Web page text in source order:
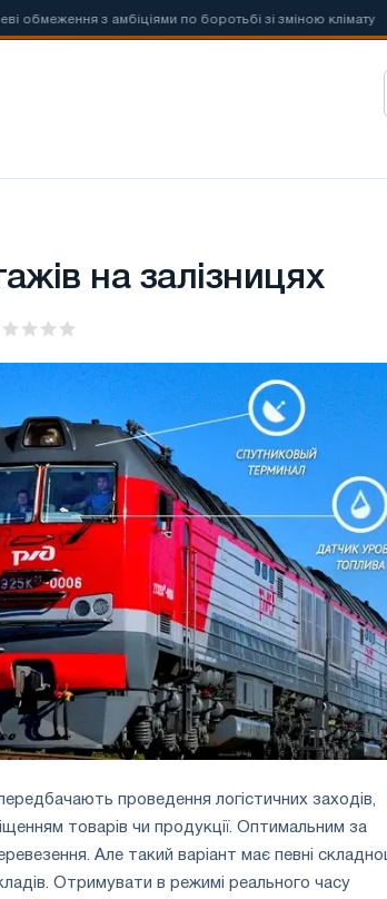
з амбіціями по боротьбі зі зміною клімату
на залізницях
передбачають проведення логістичних заходів,
товарів чи продукції. Оптимальним за
Але такий варіант має певні
Отримувати в режимі реального часу